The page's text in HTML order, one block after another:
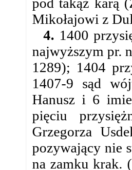
Mikołajowi z
4. 1400
najwyższym pr.
1289); 1404
1407-9 sąd
Hanusz i 6
pięciu
Grzegorza
pozywający nie
na zamku krak.